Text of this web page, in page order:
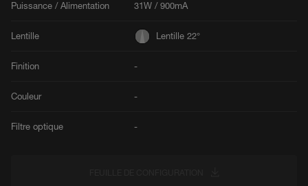
Puissance / Alimentation 31W / 900mA
Lentille Lentille 22°
Finition -
Couleur -
Filtre optique -